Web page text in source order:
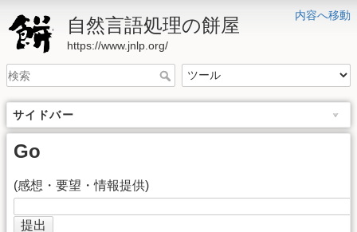
内容へ移動
自然言語処理の餅屋
https://www.jnlp.org/
サイドバー
Go
(感想・要望・情報提供)